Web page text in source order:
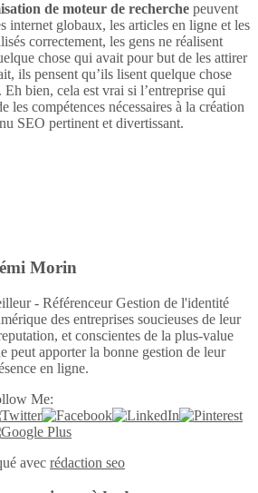
de moteur de recherche peuvent
internet globaux, les articles en ligne et les
correctement, les gens ne réalisent
chose qui avait pour but de les attirer
ils pensent qu’ils lisent quelque chose
bien, cela est vrai si l’entreprise qui
les compétences nécessaires à la création
SEO pertinent et divertissant.
Morin
- Référenceur Gestion de l'identité
des entreprises soucieuses de leur
et conscientes de la plus-value
peut apporter la bonne gestion de leur
en ligne.
Me:
avec rédaction seo